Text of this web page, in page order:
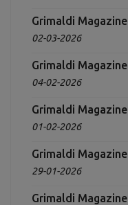
Grimaldi
02-03-2026
Grimaldi
04-02-2026
Grimaldi
01-02-2026
Grimaldi
29-01-2026
Grimaldi